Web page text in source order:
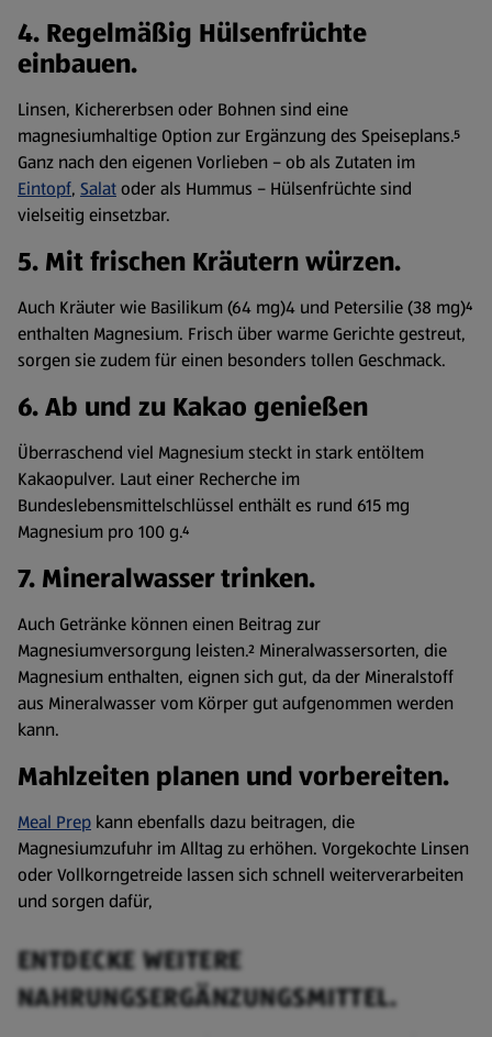
4. Regelmäßig Hülsenfrüchte
einbauen.
Linsen, Kichererbsen oder Bohnen sind eine
magnesiumhaltige Option zur Ergänzung des Speiseplans.⁵
Ganz nach den eigenen Vorlieben – ob als Zutaten im
Eintopf, Salatoder als Hummus – Hülsenfrüchte sind
vielseitig einsetzbar.
5. Mit frischen Kräutern würzen.
Auch Kräuter wie Basilikum (64 mg)4 und Petersilie (38 mg)⁴
enthalten Magnesium. Frisch über warme Gerichte gestreut,
sorgen sie zudem für einen besonders tollen Geschmack.
6. Ab und zu Kakao genießen
Überraschend viel Magnesium steckt in stark entöltem
Kakaopulver. Laut einer Recherche im
Bundeslebensmittelschlüssel enthält es rund 615 mg
Magnesium pro 100 g.⁴
7. Mineralwasser trinken.
Auch Getränke können einen Beitrag zur
Magnesiumversorgung leisten.² Mineralwassersorten, die
Magnesium enthalten, eignen sich gut, da der Mineralstoff
aus Mineralwasser vom Körper gut aufgenommen werden
kann.
Mahlzeiten planen und vorbereiten.
Meal Prep kann ebenfalls dazu beitragen, die
Magnesiumzufuhr im Alltag zu erhöhen. Vorgekochte Linsen
oder Vollkorngetreide lassen sich schnell weiterverarbeiten
und sorgen dafür,
ENTDECKE WEITERE
NAHRUNGSERGÄNZUNGSMITTEL.